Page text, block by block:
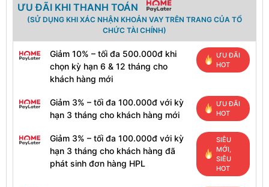
ƯU ĐÃI KHI THANH TOÁN
(SỬ DỤNG KHI XÁC NHẬN KHOẢN VAY TRÊN TRANG CỦA TỔ
CHỨC TÀI CHÍNH)
Giảm 10% – tối đa 500.000đ khi
chọn kỳ hạn 6 & 12 tháng cho
khách hàng mới
ƯU ĐÃI
HOT
Giảm 3% – tối đa 100.000đ với kỳ
hạn 3 tháng cho khách hàng mới
ƯU ĐÃI
HOT
Giảm 3% – tối đa 100.000đ với kỳ
hạn 3 tháng cho khách hàng đã
phát sinh đơn hàng HPL
SIÊU
MỚI,
SIÊU
HOT